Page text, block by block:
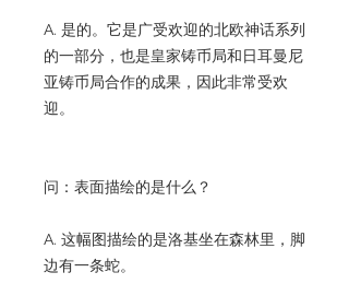
A. 是的。它是广受欢迎的北欧神话系列
的一部分，也是皇家铸币局和日耳曼尼
亚铸币局合作的成果，因此非常受欢
迎。
问：表面描绘的是什么？
A. 这幅图描绘的是洛基坐在森林里，脚
边有一条蛇。